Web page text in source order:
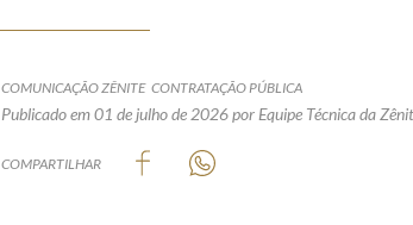
COMUNICAÇÃO ZÊNITE CONTRATAÇÃO PÚBLICA
Publicado em 01 de julho de 2026por Equipe Técnica da
COMPARTILHAR